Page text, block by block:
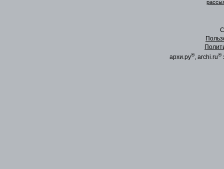
архи.ру®, archi.ru®